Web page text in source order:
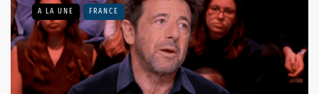
A LA UNE FRANCE